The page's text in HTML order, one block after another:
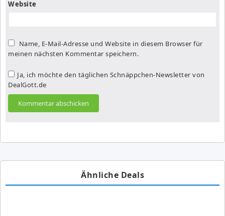
Website
Name, E-Mail-Adresse und Website in diesem Browser für
meinen nächsten Kommentar speichern.
Ja, ich möchte den täglichen Schnäppchen-Newsletter von
DealGott.de
Ähnliche Deals